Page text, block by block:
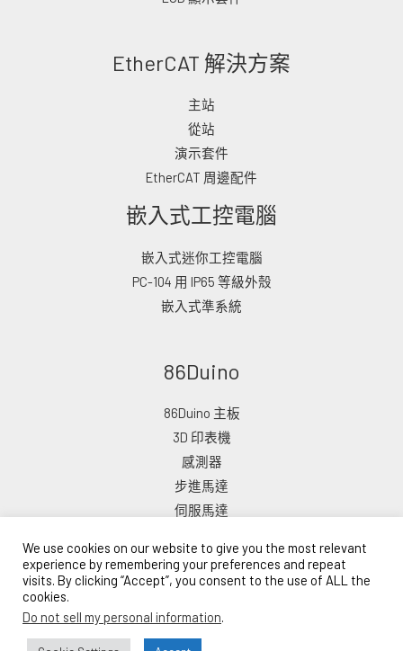
EtherCAT 解決方案
主站
從站
演示套件
EtherCAT 周邊配件
嵌入式工控電腦
嵌入式迷你工控電腦
PC-104 用 IP65 等級外殼
嵌入式準系統
86Duino
86Duino 主板
3D 印表機
感測器
步進馬達
伺服馬達
We use cookies on our website to give you the most relevant
experience by remembering your preferences and repeat
visits. By clicking “Accept”, you consent to the use of ALL the
cookies.
Do not sell my personal information.